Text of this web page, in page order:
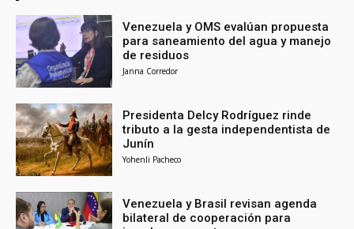
Venezuela y OMS evalúan propuesta
para saneamiento del agua y manejo
de residuos
Janna Corredor
Presidenta Delcy Rodríguez rinde
tributo a la gesta independentista de
Junín
Yohenli Pacheco
Venezuela y Brasil revisan agenda
bilateral de cooperación para